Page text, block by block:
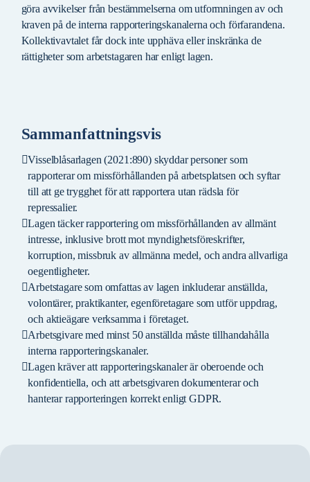
göra avvikelser från bestämmelserna om utformningen av och
kraven på de interna rapporteringskanalerna och förfarandena.
Kollektivavtalet får dock inte upphäva eller inskränka de
rättigheter som arbetstagaren har enligt lagen.
Sammanfattningsvis
Visselblåsarlagen (2021:890) skyddar personer som
rapporterar om missförhållanden på arbetsplatsen och syftar
till att ge trygghet för att rapportera utan rädsla för
repressalier.
Lagen täcker rapportering om missförhållanden av allmänt
intresse, inklusive brott mot myndighetsföreskrifter,
korruption, missbruk av allmänna medel, och andra allvarliga
oegentligheter.
Arbetstagare som omfattas av lagen inkluderar anställda,
volontärer, praktikanter, egenföretagare som utför uppdrag,
och aktieägare verksamma i företaget.
Arbetsgivare med minst 50 anställda måste tillhandahålla
interna rapporteringskanaler.
Lagen kräver att rapporteringskanaler är oberoende och
konfidentiella, och att arbetsgivaren dokumenterar och
hanterar rapporteringen korrekt enligt GDPR.